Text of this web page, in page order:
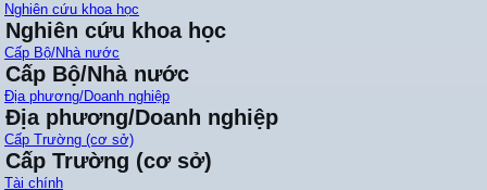
Nghiên cứu khoa học
Nghiên cứu khoa học
Cấp Bộ/Nhà nước
Cấp Bộ/Nhà nước
Địa phương/Doanh nghiệp
Địa phương/Doanh nghiệp
Cấp Trường (cơ sở)
Cấp Trường (cơ sở)
Tài chính